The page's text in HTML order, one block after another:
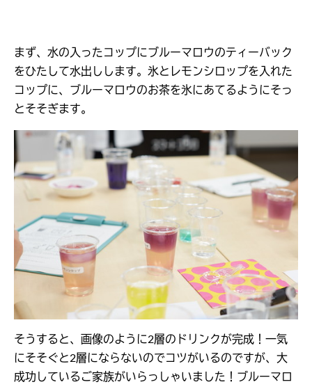
まず、水の入ったコップにブルーマロウのティーバック
をひたして水出しします。氷とレモンシロップを入れた
コップに、ブルーマロウのお茶を氷にあてるようにそっ
とそそぎます。
そうすると、画像のように2層のドリンクが完成！一気
にそそぐと2層にならないのでコツがいるのですが、大
成功しているご家族がいらっしゃいました！ブルーマロ